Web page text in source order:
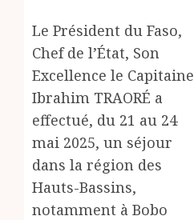
Le Président du Faso,
Chef de l’État, Son
Excellence le Capitaine
Ibrahim TRAORÉ a
effectué, du 21 au 24
mai 2025, un séjour
dans la région des
Hauts-Bassins,
notamment à Bobo